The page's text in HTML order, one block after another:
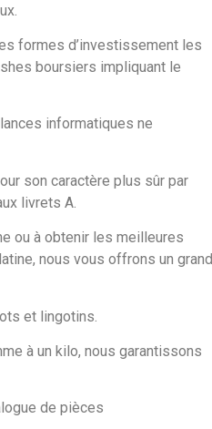
formes d’investissement les
boursiers impliquant le
informatiques ne
son caractère plus sûr par
livrets A.
ou à obtenir les meilleures
nous vous offrons un grand
et lingotins.
à un kilo, nous garantissons
de pièces